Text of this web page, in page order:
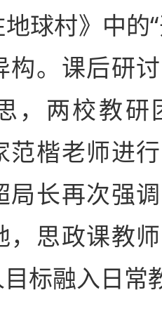
球村》中的
构。课后研
，两校教研
范楷老师进
局长再次强
，思政课教
标融入日常